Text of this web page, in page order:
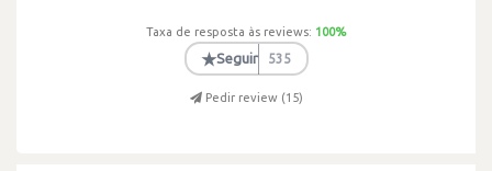
Taxa de resposta às reviews: 100%
★Seguir 535
Pedir review (15)